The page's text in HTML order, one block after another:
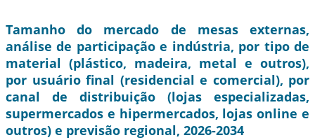
Tamanho do mercado de mesas externas,
análise de participação e indústria, por tipo de
material (plástico, madeira, metal e outros),
por usuário final (residencial e comercial), por
canal de distribuição (lojas especializadas,
supermercados e hipermercados, lojas online e
outros) e previsão regional, 2026-2034